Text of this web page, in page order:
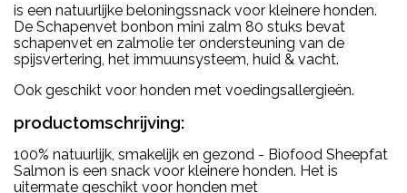
is een natuurlijke beloningssnack voor kleinere honden.
De Schapenvet bonbon mini zalm 80 stuks bevat
schapenvet en zalmolie ter ondersteuning van de
spijsvertering, het immuunsysteem, huid & vacht.
Ook geschikt voor honden met voedingsallergieën.
productomschrijving:
100% natuurlijk, smakelijk en gezond - Biofood Sheepfat
Salmon is een snack voor kleinere honden. Het is
uitermate geschikt voor honden met